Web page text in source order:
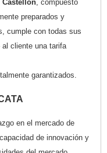
Castellón, compuesto
preparados y
cumple con todas sus
cliente una tarifa
garantizados.
en el mercado de
de innovación y